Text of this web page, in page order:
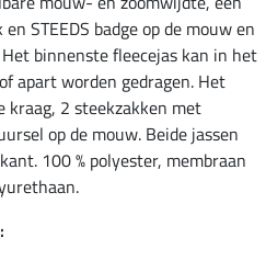
STEEDS badge op de mouw en
binnenste fleecejas kan in het
apart worden gedragen. Het
kraag, 2 steekzakken met
op de mouw. Beide jassen
100 % polyester, membraan